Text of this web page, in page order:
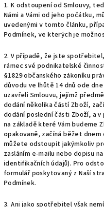
1. K odstoupení od Smlouvy,
Námi a Vámi od jeho počátku,
uvedenými v tomto článku,
Podmínek, ve kterých je
2.V případě, že jste
rámec své podnikatelské
§1829 občanského zákoníku
důvodu ve lhůtě 14 dnů ode
uzavřeli Smlouvu, jejímž
dodání několika částí Zboží,
dodání poslední části Zboží, a
na základě které Vám budeme
opakovaně, začíná běžet dnem
můžete odstoupit jakýmkoliv
zasláním e-mailu nebo dopisu
identifikačních údajů). Pro
formulář poskytovaný z Naší
Podmínek.
3. Ani jako spotřebitel však